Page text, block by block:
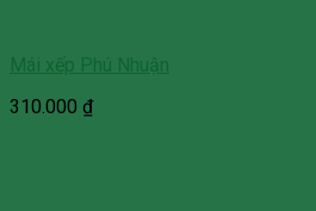
Mái xếp Phú Nhuận
310.000 ₫